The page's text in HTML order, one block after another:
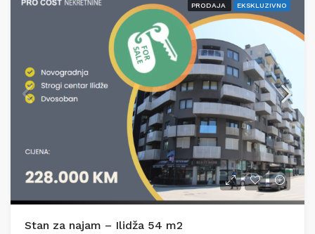
PRODAJA EKSKLUZIVNO
Stan za najam – Ilidža 54 m2